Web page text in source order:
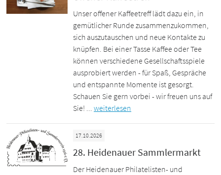
Unser offener Kaffeetreff lädt dazu ein, in
gemütlicher Runde zusammenzukommen,
sich auszutauschen und neue Kontakte zu
knüpfen. Bei einer Tasse Kaffee oder Tee
können verschiedene Gesellschaftsspiele
ausprobiert werden - für Spaß, Gespräche
und entspannte Momente ist gesorgt.
Schauen Sie gern vorbei - wir freuen uns auf
Sie! ...weiterlesen
17.10.2026
28. Heidenauer Sammlermarkt
Der Heidenauer Philatelisten- und